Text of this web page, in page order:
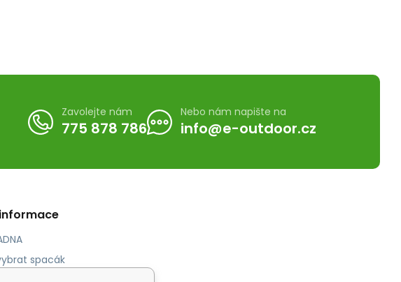
Zavolejte nám
775 878 786
Nebo nám napište na
info@e-outdoor.cz
spacák